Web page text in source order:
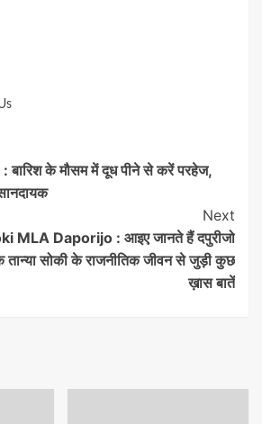
के मौसम में दूध पीने से करें परहेज,
Next
MLA Daporijo : आइए जानते हैं दपुरीजो
तान्या सोकी के राजनीतिक जीवन से जुड़ी कुछ
ख़ास बातें